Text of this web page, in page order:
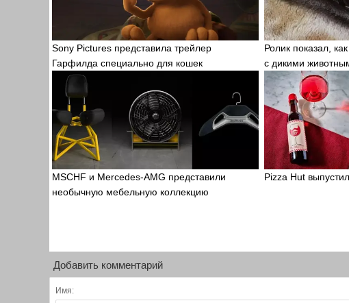
Sony Pictures представила трейлер
Гарфилда специально для кошек
Ролик показал,
с дикими
MSCHF и Mercedes-AMG представили
необычную мебельную коллекцию
Pizza Hut
Добавить комментарий
Имя: